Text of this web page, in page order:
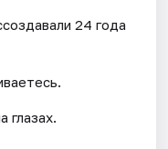
24 года
глазах.